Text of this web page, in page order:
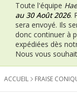
Toute l'équipe
au 30 Août 2026.
sera envoyé. Ils
donc continuer à
expédiées dès
Nous vous
ACCUEIL FRAISE